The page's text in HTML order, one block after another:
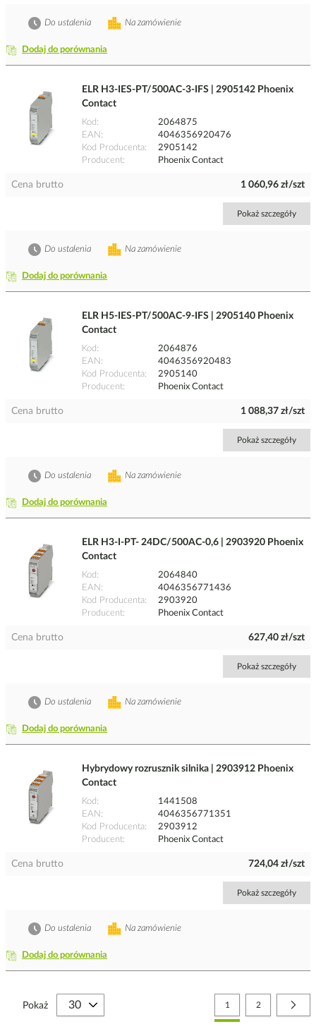
Dodaj do porównania
Na zamówienie
Do ustalenia
ELR H3-IES-PT/500AC-3-IFS | 2905142 Phoenix
Contact
Kod
2064875
EAN
4046356920476
Kod Producenta
2905142
Producent
Phoenix Contact
Cena brutto 1 060,96 zł/szt
Pokaż szczegóły
Dodaj do porównania
Na zamówienie
Do ustalenia
ELR H5-IES-PT/500AC-9-IFS | 2905140 Phoenix
Contact
Kod
2064876
EAN
4046356920483
Kod Producenta
2905140
Producent
Phoenix Contact
Cena brutto 1 088,37 zł/szt
Pokaż szczegóły
Dodaj do porównania
Na zamówienie
Do ustalenia
ELR H3-I-PT- 24DC/500AC-0,6 | 2903920 Phoenix
Contact
Kod
2064840
EAN
4046356771436
Kod Producenta
2903920
Producent
Phoenix Contact
Cena brutto 627,40 zł/szt
Pokaż szczegóły
Dodaj do porównania
Na zamówienie
Do ustalenia
Hybrydowy rozrusznik silnika | 2903912 Phoenix
Contact
Kod
1441508
EAN
4046356771351
Kod Producenta
2903912
Producent
Phoenix Contact
Cena brutto 724,04 zł/szt
Pokaż szczegóły
Dodaj do porównania
Na zamówienie
Do ustalenia
Strona
Aktualnie czytasz stronę
1 Strona
2
Pokaż